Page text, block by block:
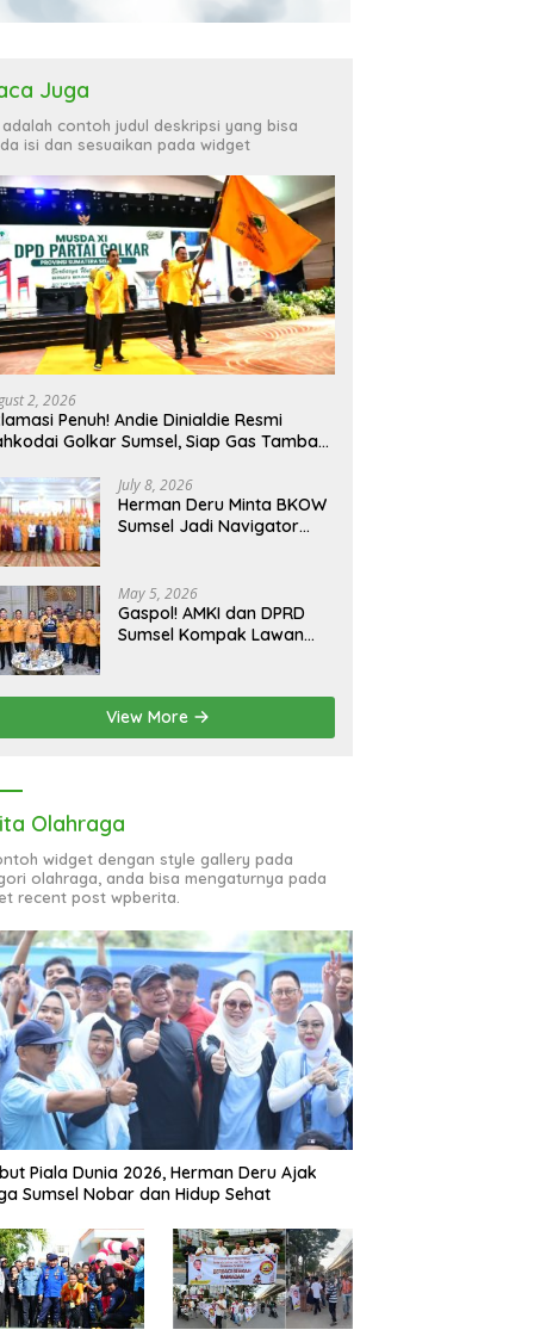
Juga
adalah contoh judul deskripsi yang bisa
isi dan sesuaikan pada widget
2, 2026
Penuh! Andie Dinialdie Resmi
Golkar Sumsel, Siap Gas Tambah
July 8, 2026
Herman Deru Minta BKOW
Sumsel Jadi Navigator
May 5, 2026
Gaspol! AMKI dan DPRD
Sumsel Kompak Lawan
View More
Olahraga
widget dengan style gallery pada
olahraga, anda bisa mengaturnya pada
recent post wpberita.
Piala Dunia 2026, Herman Deru Ajak
Sumsel Nobar dan Hidup Sehat